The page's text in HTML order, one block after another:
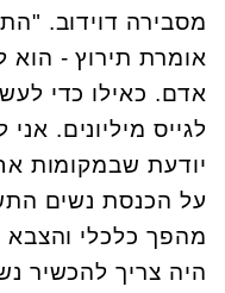
מסבירה דוידוב.
אומרת תירוץ - הוא
אדם. כאילו כדי
לגייס מיליונים.
יודעת שבמקומות
על הכנסת נשים
מהפך כלכלי
היה צריך להכשיר